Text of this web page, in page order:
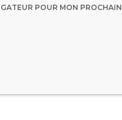
POUR MON PROCHAIN